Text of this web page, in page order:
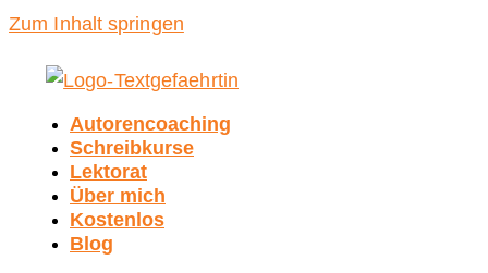
Zum Inhalt springen
Autorencoaching
Schreibkurse
Lektorat
Über mich
Kostenlos
Blog